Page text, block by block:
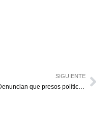
SIGUIENTE
Denuncian que presos políticos de El Rodeo sufren castigos y maltratos